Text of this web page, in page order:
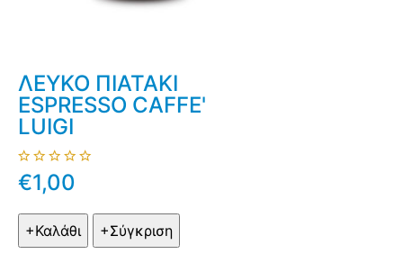
ΛΕΥΚΟ ΠΙΑΤΑΚΙ
ESPRESSO CAFFE'
LUIGI
€1,00